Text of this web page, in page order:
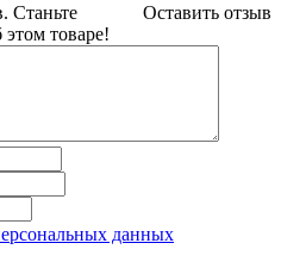
Оставить отзыв
Станьте
товаре!
данных